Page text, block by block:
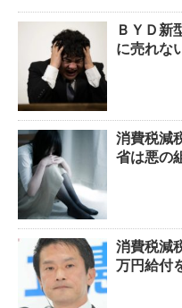
ＢＹＤ新
に売れな
消費税減
省は悪の
消費税減
万円給付